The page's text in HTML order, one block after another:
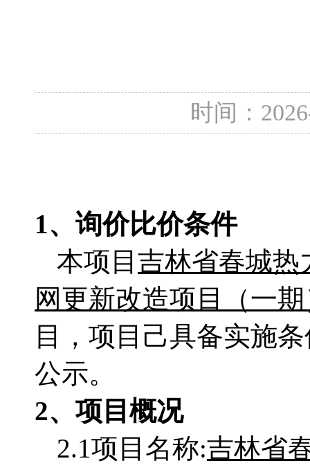
时间：
1、询价比价条件
本项目 吉林省春城热
网更新改造项目（一
目，项目己具备实施
公示。
2、项目概况
2.1项目名称:吉林省